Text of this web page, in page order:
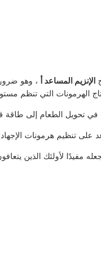
الإنزيم المساعد أ ، وهو
الهرمونات التي تنظم
في تحويل الطعام إلى طاقة
على تنظيم هرمونات الإجهاد
مفيدًا لأولئك الذين